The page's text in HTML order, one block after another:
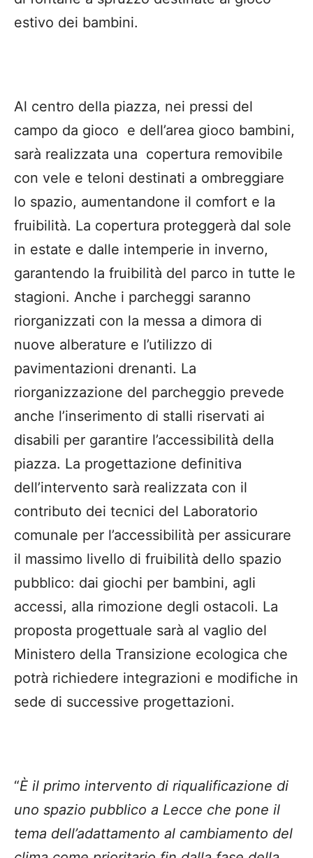
estivo dei bambini.
Al centro della piazza, nei pressi del
campo da gioco e dell’area gioco bambini,
sarà realizzata una copertura removibile
con vele e teloni destinati a ombreggiare
lo spazio, aumentandone il comfort e la
fruibilità. La copertura proteggerà dal sole
in estate e dalle intemperie in inverno,
garantendo la fruibilità del parco in tutte le
stagioni. Anche i parcheggi saranno
riorganizzati con la messa a dimora di
nuove alberature e l’utilizzo di
pavimentazioni drenanti. La
riorganizzazione del parcheggio prevede
anche l’inserimento di stalli riservati ai
disabili per garantire l’accessibilità della
piazza. La progettazione definitiva
dell’intervento sarà realizzata con il
contributo dei tecnici del Laboratorio
comunale per l’accessibilità per assicurare
il massimo livello di fruibilità dello spazio
pubblico: dai giochi per bambini, agli
accessi, alla rimozione degli ostacoli. La
proposta progettuale sarà al vaglio del
Ministero della Transizione ecologica che
potrà richiedere integrazioni e modifiche in
sede di successive progettazioni.
“È il primo intervento di riqualificazione di
uno spazio pubblico a Lecce che pone il
tema dell’adattamento al cambiamento del